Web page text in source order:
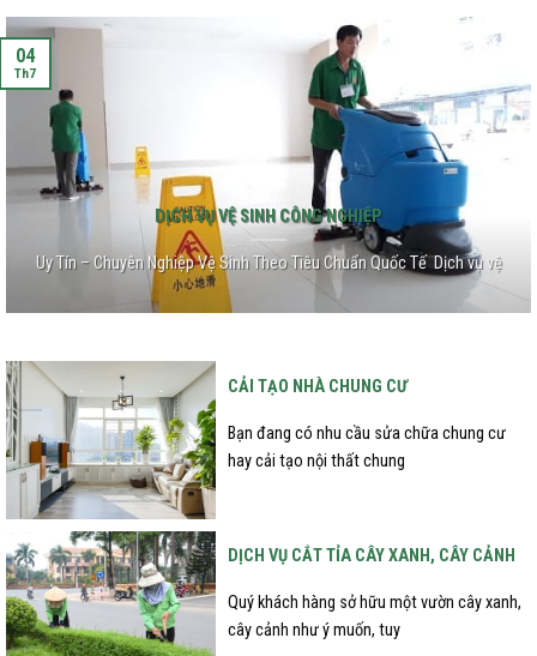
DỊCH VỤ VỆ SINH CÔNG NGHIỆP
Uy Tín – Chuyên Nghiệp Vệ Sinh Theo Tiêu Chuẩn Quốc Tế Dịch vụ vệ
04
Th7
CẢI TẠO NHÀ CHUNG CƯ
Bạn đang có nhu cầu sửa chữa chung cư
hay cải tạo nội thất chung
DỊCH VỤ CẮT TỈA CÂY XANH, CÂY CẢNH
Quý khách hàng sở hữu một vườn cây xanh,
cây cảnh như ý muốn, tuy